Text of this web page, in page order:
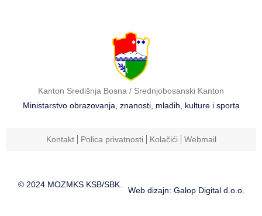
Kanton Središnja Bosna / Srednjobosanski Kanton
Ministarstvo obrazovanja, znanosti, mladih, kulture i sporta
Kontakt Polica privatnosti Kolačići Webmail
© 2024 MOZMKS KSB/SBK.
Web dizajn: Galop Digital d.o.o.